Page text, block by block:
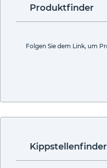
Produktfinder
Folgen Sie dem Link, um
Kippstellenfinder